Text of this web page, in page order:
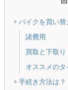
バイクを買い替
諸費用
買取と下取り
オススメのタ
手続き方法は？